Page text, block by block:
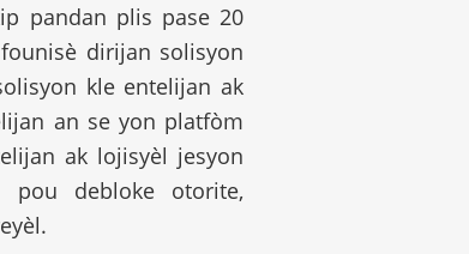
pandan plis pase 20
dirijan solisyon
kle entelijan ak
an se yon platfòm
ak lojisyèl jesyon
pou debloke otorite,